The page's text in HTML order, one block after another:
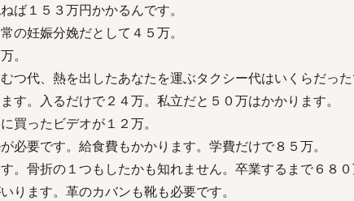
ば１５３万円かかるんです。
の妊娠分娩だとして４５万。
。
つ代、熱を出したあなたを運ぶタクシー代はいくらだっ
す。入るだけで２４万。私立だと５０万はかかります。
買ったビデオが１２万。
必要です。給食費もかかります。学費だけで８５万。
。骨折の１つもしたかも知れません。卒業するまで６８
ります。革のカバンも靴も必要です。